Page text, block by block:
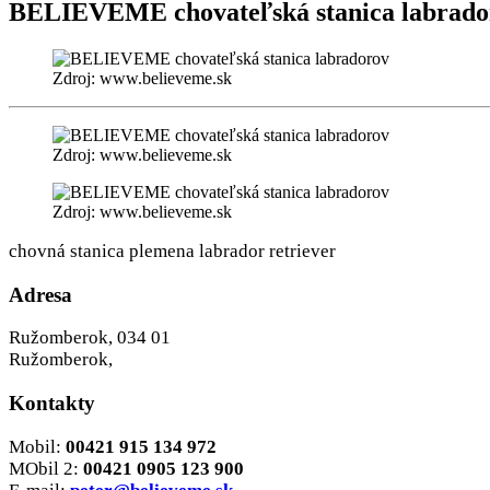
BELIEVEME chovateľská stanica
Zdroj: www.believeme.sk
Zdroj: www.believeme.sk
Zdroj: www.believeme.sk
chovná stanica plemena labrador retriever
Adresa
Ružomberok, 034 01
Ružomberok,
Kontakty
Mobil: 00421 915 134 972
MObil 2: 00421 0905 123 900